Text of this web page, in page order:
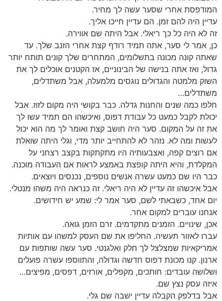
המודפסת אחרי שסער עשה לך מחיר.
עדיין היה להם זמן. הם עדיין חייכו אליך.
זה לא היה כל כך ריאלי. אבל היתה שם אווירה.
כן, אמר לי סער, אתה תמיד רודף קצת אחרי הזנב שלך. עד
שאתה קונה מכונה בתשלומים, המתחרים שלך קונים תותח יותר
גדול, ואז אתה בנישה של הבינוניים, אז הקטנים אוכלים לך את
השוק מלמטה והגדולים נוגסים מלמעלה, אבל משתדלים,
משתדלים…
חלפו כמה שנים והחנות גדלה. כבר בקושי היה מקום לזוז. אבל
יכולת לקבל כמעט כל עבודת דפוס, ואיכשהו הם תמיד עשו לך
את זה על המקום. סער היה חושב קצת ואומר לך מה הוא יכול
לעשות ומה לא. נזהר לא להתחייב יותר מדי, וגלי היתה שואלת
אם רוצים קפה, ואצבעותיה היו מתקתקות בקצב רצחני על
המקלדת, והיא היתה קופצת באמצע לראות אם העבודה מוכנה.
כבר היו שם כמעט עשרה אנשים נוספים, נכנסים ויוצאים.
אבל איכשהו זה עדיין לא היה ריאלי. זה כנראה היה משהו מנטלי.
יום אחד, כשבאתי לשם, סער אמר לי: שמע יש חידושים.
אנחנו עוברים למקום אחר.
אכן, שינויים. הזמנים מתקדמים. זרם הזמן גואה.
עברו לאזור תעשיה. החליפו את שם העסק למשהו עם אותיות
אמריקאיות שמצלצל לך חלק ואלגנטי. סער עשה שותפות עם
ארנון. קנו מכונת דפוס חדשה וגדולה, והתווספו עשרה פועלים
ושלושה עובדים: חותכים, מקפלים, אורזים, דפסים, מפיצים…
איזה עסק נצץ שם.
אבל בדלפק הקבלה עדיין ישבה שם גלי.